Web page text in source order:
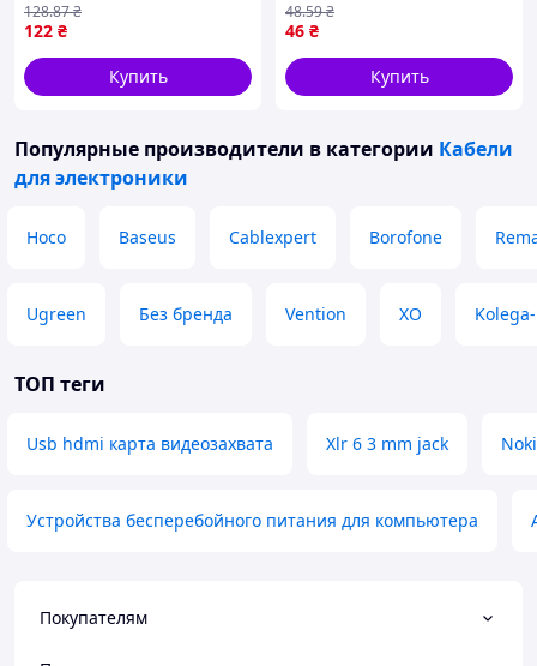
122 ₴
128.87₴
Купить
46 ₴
48.59₴
Купить
Популярные производители в категории Кабели
для электроники
Hoco Baseus Cablexpert Borofone
Ugreen Без бренда Vention XO
ТОП теги
Usb hdmi карта видеозахвата Xlr 6 3 mm jack
Устройства бесперебойного питания для компьютера
Покупателям